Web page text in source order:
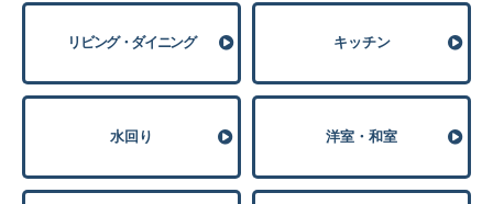
リビング・ダイニング キッチン
⽔回り 洋室・和室